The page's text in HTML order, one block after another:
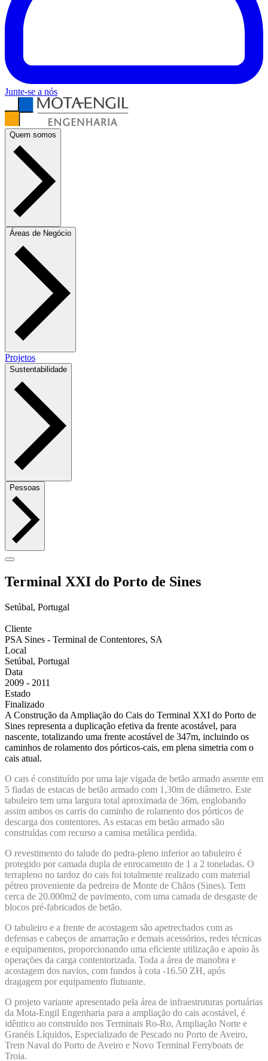
Junte-se a nós
Quem somos
Áreas de Negócio
Projetos
Sustentabilidade
Pessoas
Terminal XXI do Porto de Sines
Setúbal, Portugal
Cliente
PSA Sines - Terminal de Contentores, SA
Local
Setúbal, Portugal
Data
2009 - 2011
Estado
Finalizado
A Construção da Ampliação do Cais do Terminal XXI do Porto de
Sines representa a duplicação efetiva da frente acostável, para
nascente, totalizando uma frente acostável de 347m, incluindo os
caminhos de rolamento dos pórticos-cais, em plena simetria com o
cais atual.
O cais é constituído por uma laje vigada de betão armado assente em
5 fiadas de estacas de betão armado com 1,30m de diâmetro. Este
tabuleiro tem uma largura total aproximada de 36m, englobando
assim ambos os carris do caminho de rolamento dos pórticos de
descarga dos contentores. As estacas em betão armado são
construídas com recurso a camisa metálica perdida.
O revestimento do talude do pedra-pleno inferior ao tabuleiro é
protegido por camada dupla de enrocamento de 1 a 2 toneladas. O
terrapleno no tardoz do cais foi totalmente realizado com material
pétreo proveniente da pedreira de Monte de Chãos (Sines). Tem
cerca de 20.000m2 de pavimento, com uma camada de desgaste de
blocos pré-fabricados de betão.
O tabuleiro e a frente de acostagem são apetrechados com as
defensas e cabeços de amarração e demais acessórios, redes técnicas
e equipamentos, proporcionando uma eficiente utilização e apoio às
operações da carga contentorizada. Toda a área de manobra e
acostagem dos navios, com fundos à cota -16.50 ZH, após
dragagem por equipamento flutuante.
O projeto variante apresentado pela área de infraestruturas portuárias
da Mota-Engil Engenharia para a ampliação do cais acostável, é
idêntico ao construído nos Terminais Ro-Ro, Ampliação Norte e
Granéis Líquidos, Especializado de Pescado no Porto de Aveiro,
Trem Naval do Porto de Aveiro e Novo Terminal Ferryboats de
Troia.